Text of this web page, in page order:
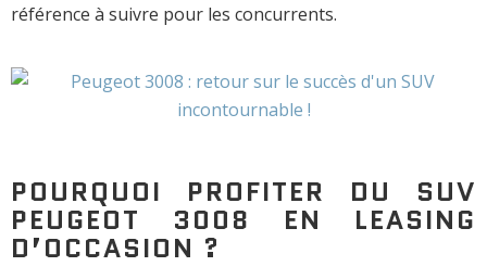
référence à suivre pour les concurrents.
POURQUOI PROFITER DU SUV
PEUGEOT 3008 EN LEASING
D’OCCASION ?